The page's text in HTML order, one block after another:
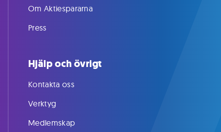
Om Aktiespararna
Press
Hjälp och övrigt
Kontakta oss
Verktyg
Medlemskap